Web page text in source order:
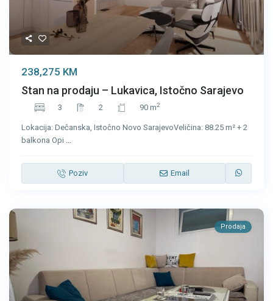
238,275 KM
Stan na prodaju – Lukavica, Istočno Sarajevo
3 2 90 m2
Lokacija: Dečanska, Istočno Novo SarajevoVeličina: 88.25 m² + 2
balkona Opi ...
Poziv Email
Prodaja